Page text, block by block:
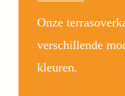
Onze
verschillende
kleuren.